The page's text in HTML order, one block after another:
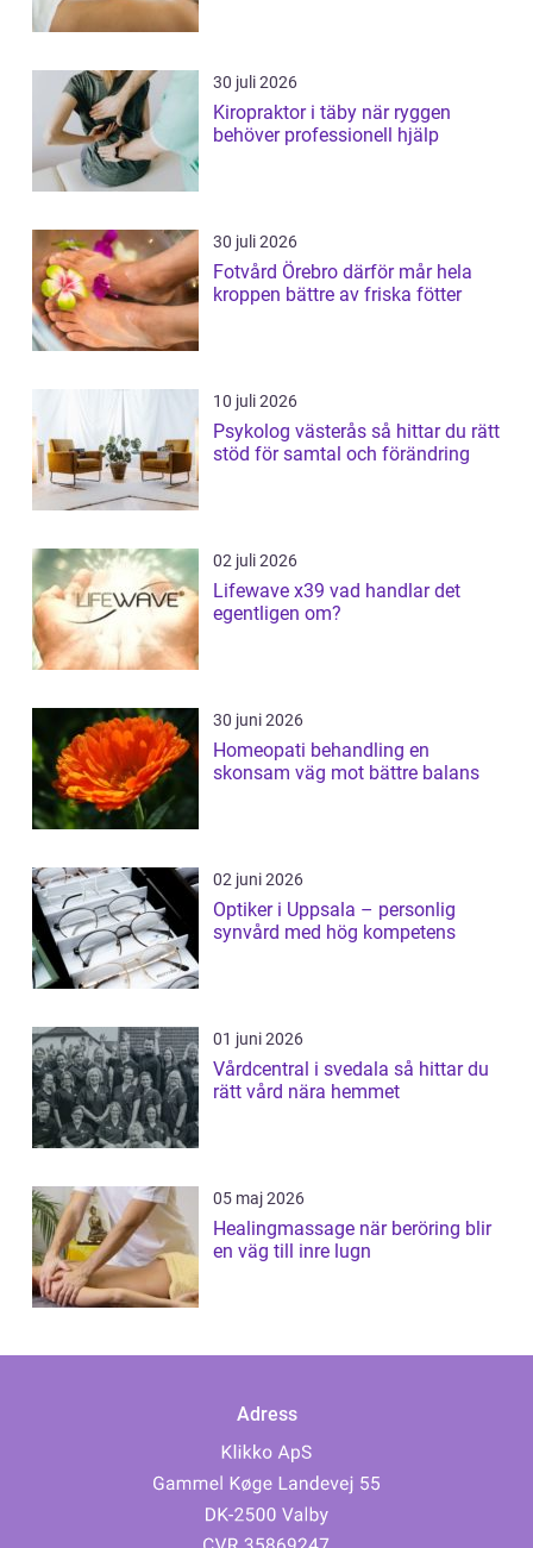
30 juli 2026
Kiropraktor i täby när ryggen
behöver professionell hjälp
30 juli 2026
Fotvård Örebro därför mår hela
kroppen bättre av friska fötter
10 juli 2026
Psykolog västerås så hittar du rätt
stöd för samtal och förändring
02 juli 2026
Lifewave x39 vad handlar det
egentligen om?
30 juni 2026
Homeopati behandling en
skonsam väg mot bättre balans
02 juni 2026
Optiker i Uppsala – personlig
synvård med hög kompetens
01 juni 2026
Vårdcentral i svedala så hittar du
rätt vård nära hemmet
05 maj 2026
Healingmassage när beröring blir
en väg till inre lugn
Adress